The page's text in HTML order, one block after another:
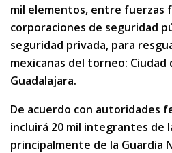
mil elementos, entre fuerzas
corporaciones de seguridad
seguridad privada, para
mexicanas del torneo:
Guadalajara.
De acuerdo con autoridades
incluirá 20 mil integrantes de
principalmente de la Guardia